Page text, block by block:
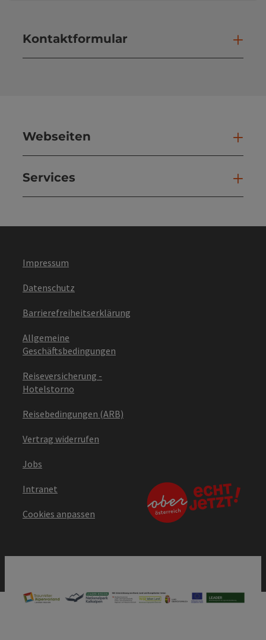
Kontaktformular
Webseiten
Services
Impressum
Datenschutz
Barrierefreiheitserklärung
Allgemeine
Geschäftsbedingungen
Reiseversicherung -
Hotelstorno
Reisebedingungen (ARB)
Vertrag widerrufen
Jobs
Intranet
Cookies anpassen